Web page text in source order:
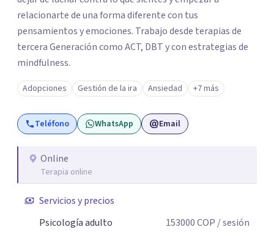
relacionarte de una forma diferente con tus
pensamientos y emociones. Trabajo desde terapias de
tercera Generación como ACT, DBT y con estrategias de
mindfulness.
Adopciones Gestión de la ira Ansiedad +7 más
Teléfono WhatsApp Email
Online
Terapia online
Servicios y precios
Psicología adulto
153000COP / sesión